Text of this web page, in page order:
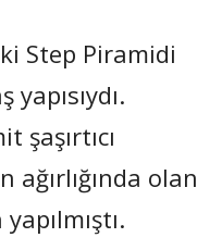
Step Piramidi
şaşırtıcı
olan